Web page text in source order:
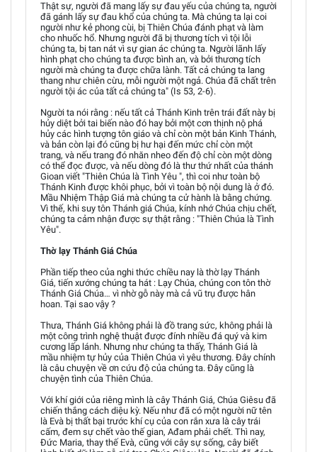
Thật sự, người đã mang lấy sự đau yếu của chúng ta, người
đã gánh lấy sự đau khổ của chúng ta. Mà chúng ta lại coi
người như kẻ phong cùi, bị Thiên Chúa đánh phạt và làm
cho nhuốc hổ. Nhưng người đã bị thương tích vì tội lỗi
chúng ta, bị tan nát vì sự gian ác chúng ta. Người lãnh lấy
hình phạt cho chúng ta được bình an, và bởi thương tích
người mà chúng ta được chữa lành. Tất cả chúng ta lang
thang như chiên cừu, mỗi người một ngả. Chúa đã chất trên
người tội ác của tất cả chúng ta" (Is 53, 2-6).
Người ta nói rằng : nếu tất cả Thánh Kinh trên trái đất này bị
hủy diệt bởi tai biến nào đó hay bởi một cơn thịnh nộ phá
hủy các hình tượng tôn giáo và chỉ còn một bản Kinh Thánh,
và bản còn lại đó cũng bị hư hại đến mức chỉ còn một
trang, và nếu trang đó nhăn nheo đến độ chỉ còn một dòng
có thể đọc được, và nếu dòng đó là thư thứ nhất của thánh
Gioan viết "Thiên Chúa là Tình Yêu ", thì coi như toàn bộ
Thánh Kinh được khôi phục, bởi vì toàn bộ nội dung là ở đó.
Mầu Nhiệm Thập Giá mà chúng ta cử hành là bằng chứng.
Vì thế, khi suy tôn Thánh giá Chúa, kính nhớ Chúa chịu chết,
chúng ta cảm nhận được sự thật rằng : "Thiên Chúa là Tình
Yêu".
Thờ lạy Thánh Giá Chúa
Phần tiếp theo của nghi thức chiều nay là thờ lạy Thánh
Giá, tiến xướng chúng ta hát : Lạy Chúa, chúng con tôn thờ
Thánh Giá Chúa… vì nhờ gỗ này mà cả vũ trụ được hân
hoan. Tại sao vậy ?
Thưa, Thánh Giá không phải là đồ trang sức, không phải là
một công trình nghệ thuật được đính nhiều đá quý và kim
cương lấp lánh. Nhưng như chúng ta thấy, Thánh Giá là
mầu nhiệm tự hủy của Thiên Chúa vì yêu thương. Đây chính
là câu chuyện về ơn cứu độ của chúng ta. Đây cũng là
chuyện tình của Thiên Chúa.
Với khí giới của riêng mình là cây Thánh Giá, Chúa Giêsu đã
chiến thắng cách diệu kỳ. Nếu như đã có một người nữ tên
là Evà bị thất bại trước khí cụ của con rắn xưa là cây trái
cấm, đem sự chết vào thế gian, Ađam phải chết. Thì nay,
Đức Maria, thay thế Evà, cũng với cây sự sống, cây biết